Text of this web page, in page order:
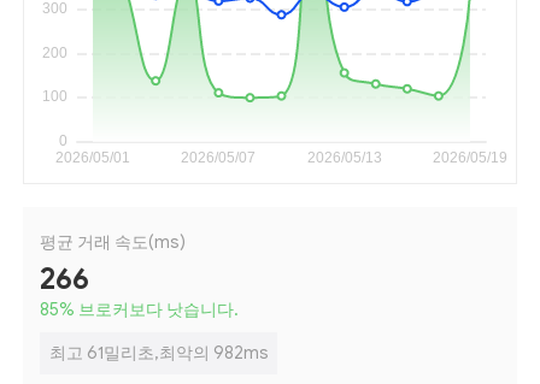
평균 거래 속도(ms)
266
85% 브로커보다 낫습니다.
최고 61밀리초,최악의 982ms